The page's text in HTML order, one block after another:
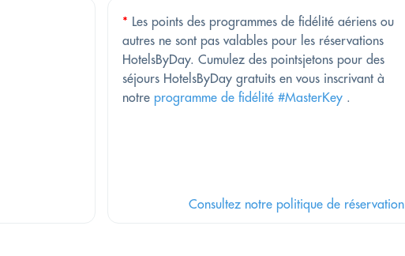
* Les points des programmes de fidélité aériens ou
autres ne sont pas valables pour les réservations
HotelsByDay. Cumulez des pointsjetons pour des
séjours HotelsByDay gratuits en vous inscrivant à
notre programme de fidélité #MasterKey .
Consultez notre politique de réservation